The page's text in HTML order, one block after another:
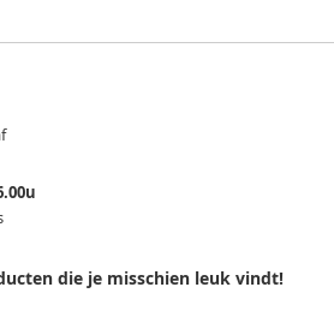
die je misschien leuk vindt!